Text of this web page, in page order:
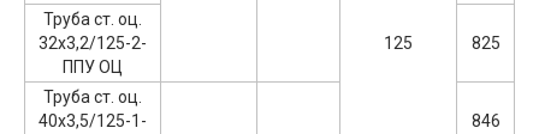
125
Труба ст. оц.
32х3,2/125-2-
ППУ ОЦ
825
Труба ст. оц.
40х3,5/125-1-
846